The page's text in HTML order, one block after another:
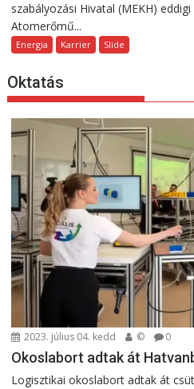
szabályozási Hivatal (MEKH)
Atomerőmű...
Energia Karrier Slide
Oktatás
2023. július 04. kedd © 0
Okoslabort adtak át
Logisztikai okoslabort adtak át